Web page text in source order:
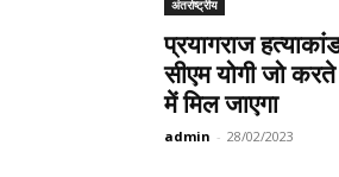
अंतर्राष्ट्रीय
प्रयागराज
सीएम योगी जो
में मिल जाएगा
admin - 28/02/2023